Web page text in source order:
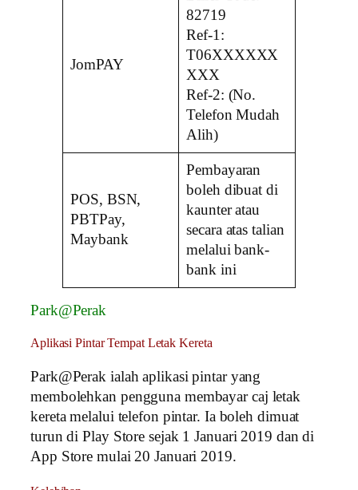
JomPAY
82719
Ref-1:
T06XXXXXX
XXX
Ref-2: (No.
Telefon Mudah
Alih)
POS, BSN,
PBTPay,
Maybank
Pembayaran
boleh dibuat di
kaunter atau
secara atas talian
melalui bank-
bank ini
Park@Perak
Aplikasi Pintar Tempat Letak Kereta
Park@Perak ialah aplikasi pintar yang
membolehkan pengguna membayar caj letak
kereta melalui telefon pintar. Ia boleh dimuat
turun di Play Store sejak 1 Januari 2019 dan di
App Store mulai 20 Januari 2019.